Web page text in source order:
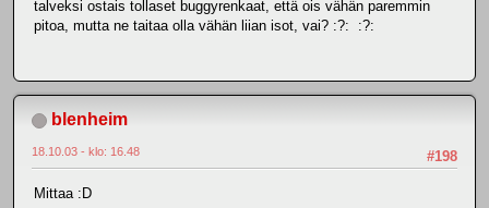
talveksi ostais tollaset buggyrenkaat, että ois vähän paremmin
pitoa, mutta ne taitaa olla vähän liian isot, vai? :?: :?:
blenheim
#198
18.10.03 - klo: 16.48
Mittaa :D